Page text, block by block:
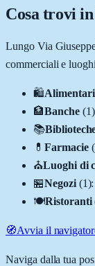
Cosa trovi in
Lungo Via
commerciali e
🛍️Alimentari
🏦Banche (1)
📚
💊 Farmacie (
⛪Luoghi di
🏪Negozi (1)
🍽️Ristoranti
🧭Avvia il
Naviga dalla tua